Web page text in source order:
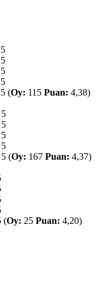
(Oy: 115 Puan: 4,38)
(Oy: 167 Puan: 4,37)
(Oy: 25 Puan: 4,20)